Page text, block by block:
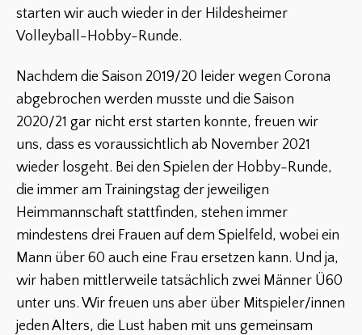
starten wir auch wieder in der Hildesheimer
Volleyball-Hobby-Runde.
Nachdem die Saison 2019/20 leider wegen Corona
abgebrochen werden musste und die Saison
2020/21 gar nicht erst starten konnte, freuen wir
uns, dass es voraussichtlich ab November 2021
wieder losgeht. Bei den Spielen der Hobby-Runde,
die immer am Trainingstag der jeweiligen
Heimmannschaft stattfinden, stehen immer
mindestens drei Frauen auf dem Spielfeld, wobei ein
Mann über 60 auch eine Frau ersetzen kann. Und ja,
wir haben mittlerweile tatsächlich zwei Männer Ü60
unter uns. Wir freuen uns aber über Mitspieler/innen
jeden Alters, die Lust haben mit uns gemeinsam